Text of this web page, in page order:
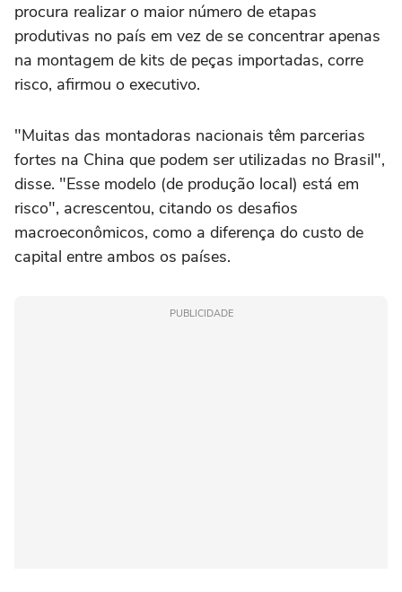
procura realizar o maior número de etapas
produtivas no país em vez de se concentrar apenas
na montagem de kits de peças importadas, corre
risco, afirmou o executivo.
"Muitas das montadoras nacionais têm parcerias
fortes na China que podem ser utilizadas no Brasil",
disse. "Esse modelo (de produção local) está em
risco", acrescentou, citando os desafios
macroeconômicos, como a diferença do custo de
capital entre ambos os países.
PUBLICIDADE